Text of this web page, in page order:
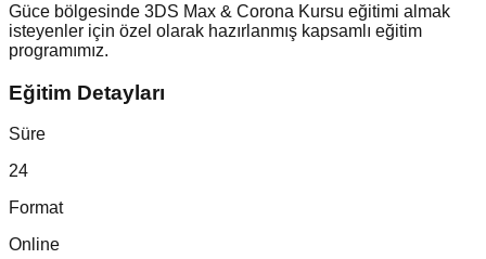
Güce bölgesinde 3DS Max & Corona Kursu eğitimi almak
isteyenler için özel olarak hazırlanmış kapsamlı eğitim
programımız.
Eğitim Detayları
Süre
24
Format
Online